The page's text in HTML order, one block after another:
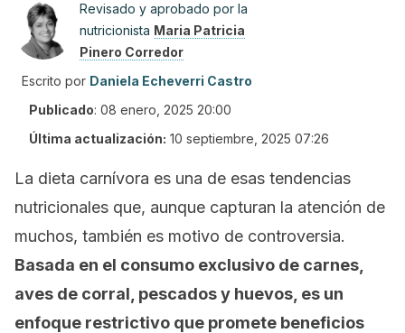
Revisado y aprobado por la
nutricionista Maria Patricia
Pinero Corredor
Escrito por Daniela Echeverri Castro
Publicado: 08 enero, 2025 20:00
Última actualización: 10 septiembre, 2025 07:26
La dieta carnívora es una de esas tendencias
nutricionales que, aunque capturan la atención de
muchos, también es motivo de controversia.
Basada en el consumo exclusivo de carnes,
aves de corral, pescados y huevos, es un
enfoque restrictivo que promete beneficios